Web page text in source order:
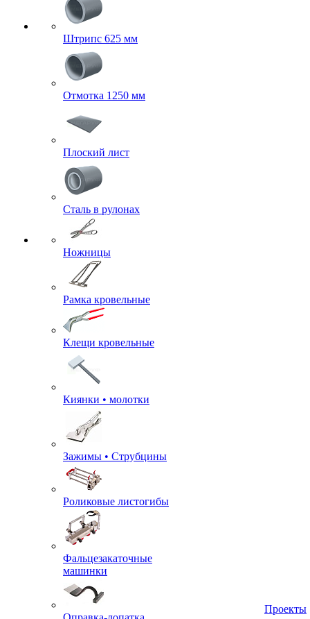
Штрипс 625 мм
Отмотка 1250 мм
Плоский лист
Сталь в рулонах
Ножницы
Рамка кровельные
Клещи кровельные
Киянки • молотки
Зажимы • Струбцины
Роликовые листогибы
Фальцезакаточные
машинки
Проекты